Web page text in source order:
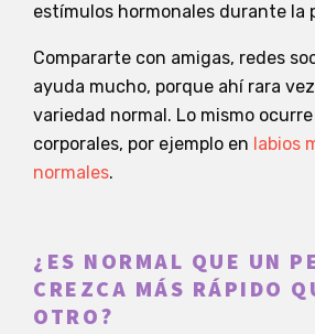
estímulos hormonales durante la
Compararte con amigas, redes
ayuda mucho, porque ahí rara
variedad normal. Lo mismo
corporales, por ejemplo en labios
normales.
¿ES NORMAL QUE UN
CREZCA MÁS RÁPIDO
OTRO?